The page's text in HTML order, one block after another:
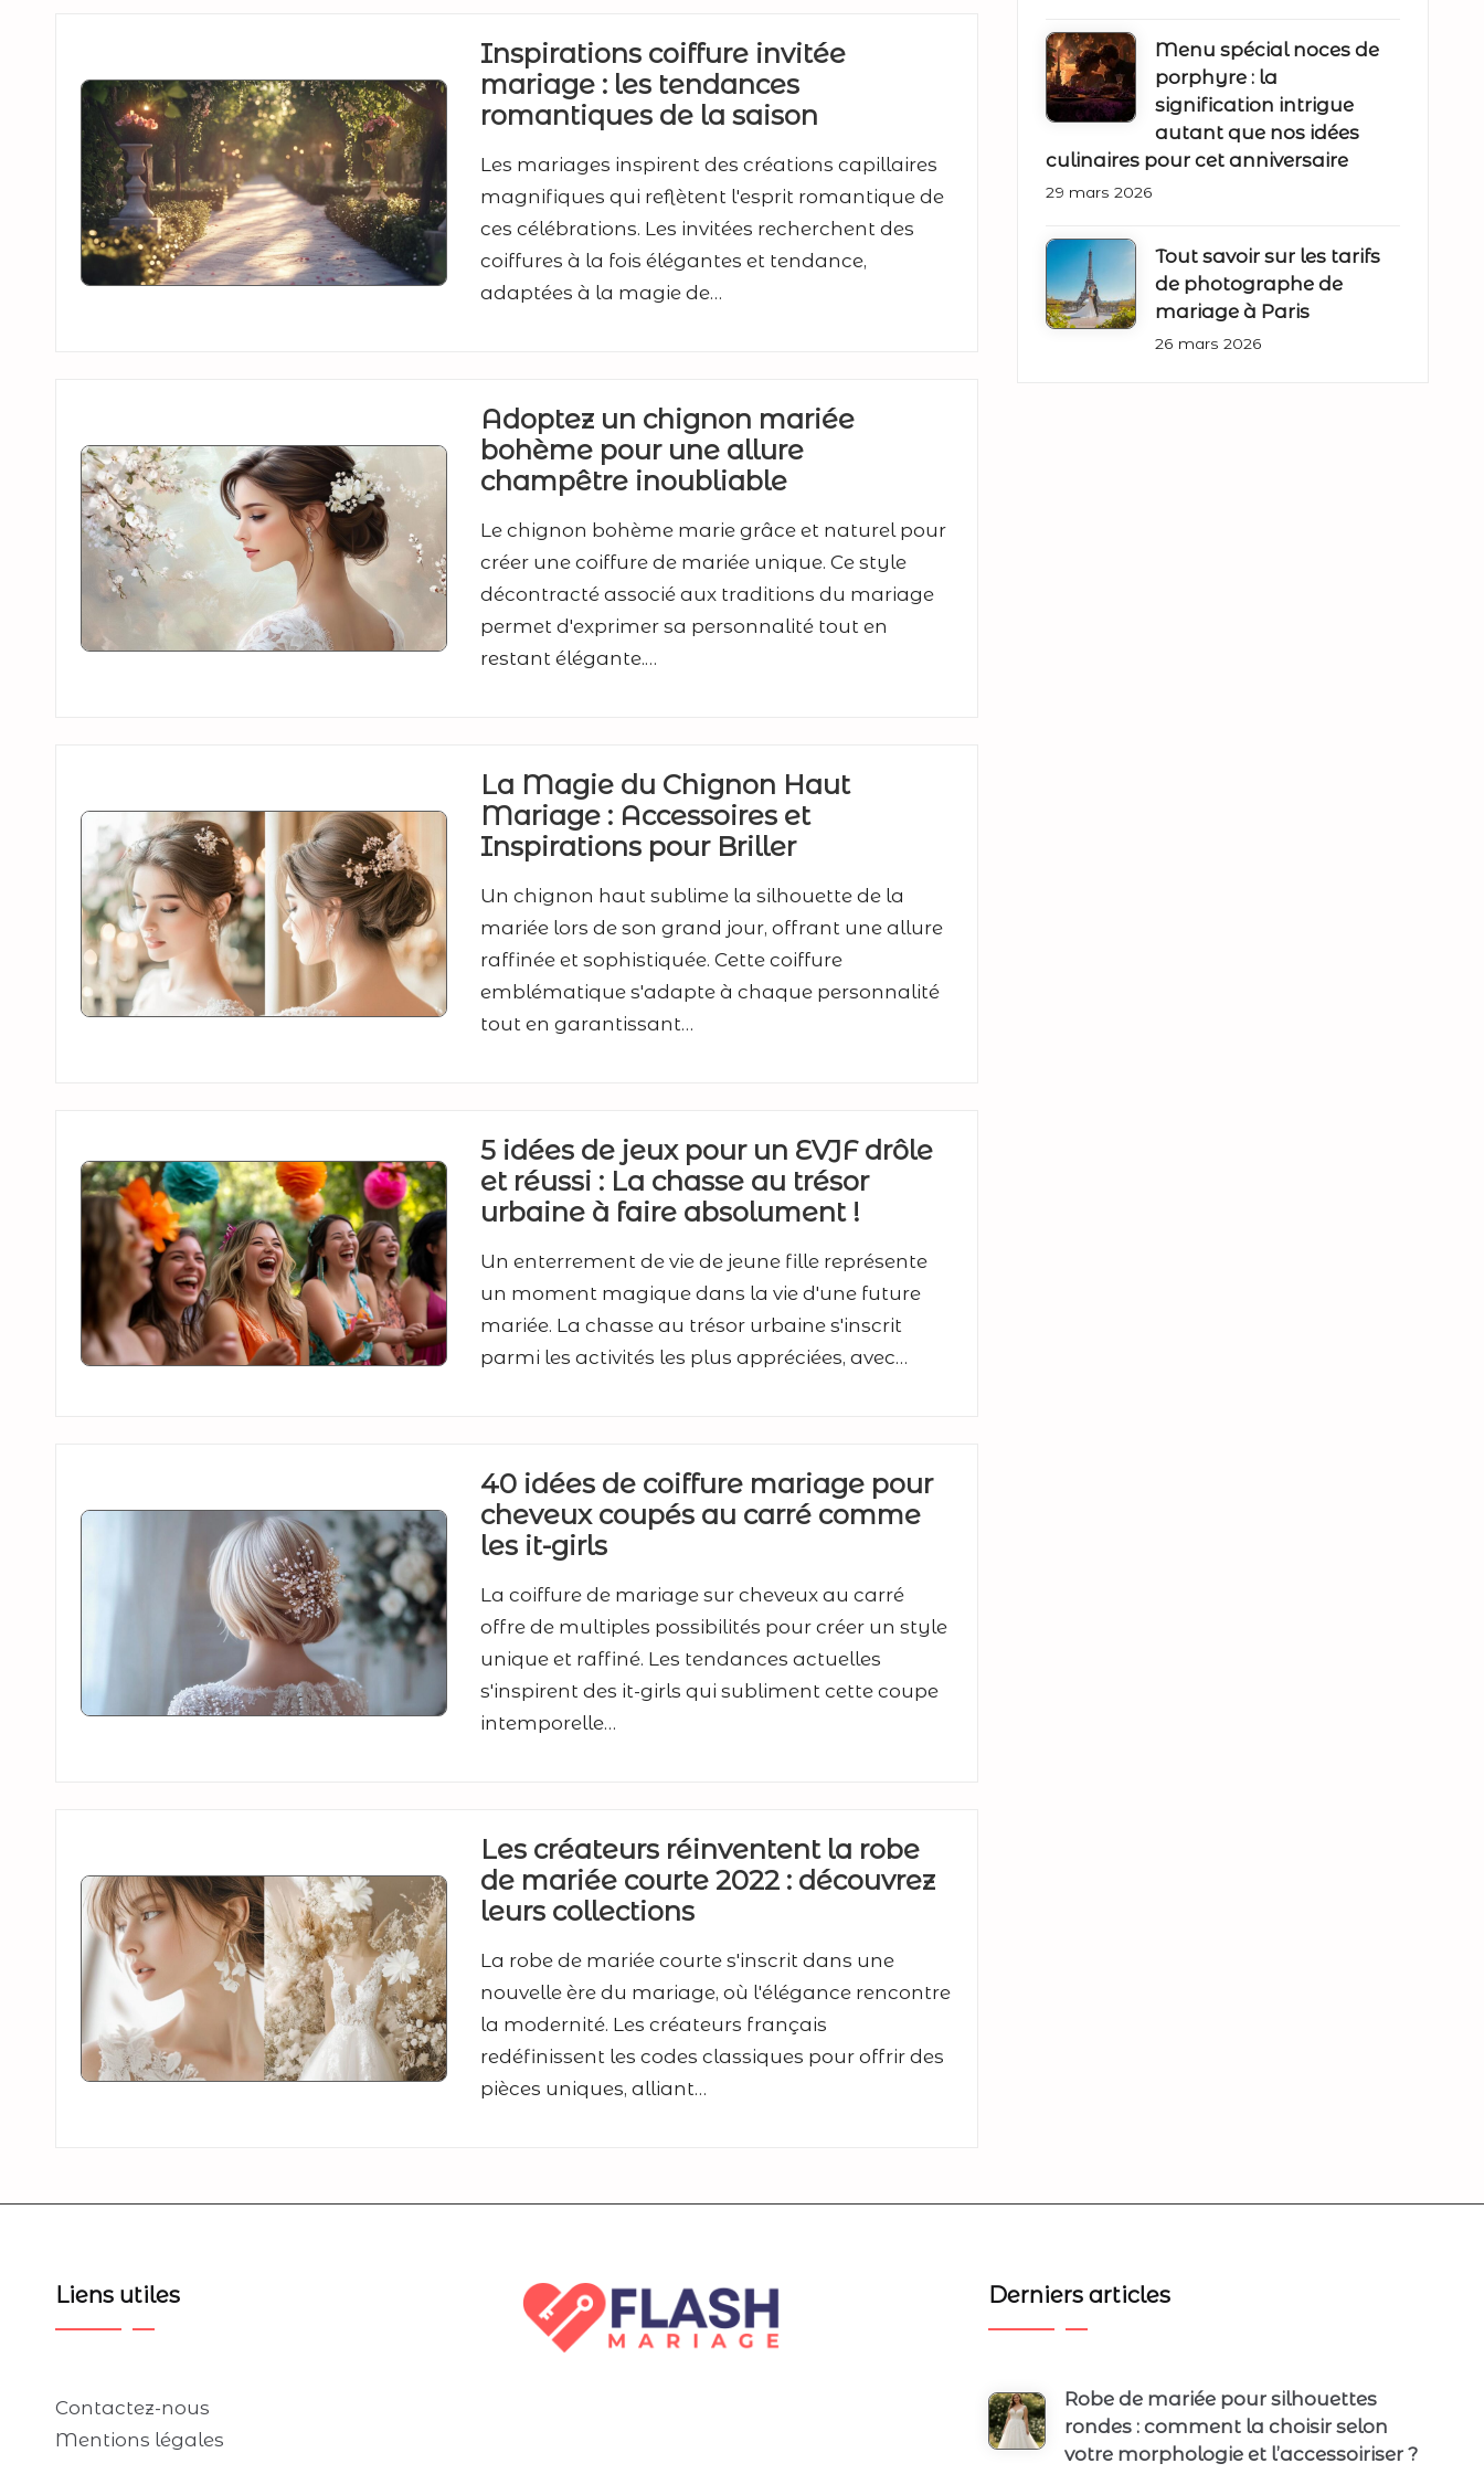
Inspirations coiffure invitée
mariage : les tendances
romantiques de la saison
Les mariages inspirent des créations capillaires
magnifiques qui reflètent l'esprit romantique de
ces célébrations. Les invitées recherchent des
coiffures à la fois élégantes et tendance,
adaptées à la magie de…
Adoptez un chignon mariée
bohème pour une allure
champêtre inoubliable
Le chignon bohème marie grâce et naturel pour
créer une coiffure de mariée unique. Ce style
décontracté associé aux traditions du mariage
permet d'exprimer sa personnalité tout en
restant élégante.…
La Magie du Chignon Haut
Mariage : Accessoires et
Inspirations pour Briller
Un chignon haut sublime la silhouette de la
mariée lors de son grand jour, offrant une allure
raffinée et sophistiquée. Cette coiffure
emblématique s'adapte à chaque personnalité
tout en garantissant…
5 idées de jeux pour un EVJF drôle
et réussi : La chasse au trésor
urbaine à faire absolument !
Un enterrement de vie de jeune fille représente
un moment magique dans la vie d'une future
mariée. La chasse au trésor urbaine s'inscrit
parmi les activités les plus appréciées, avec…
40 idées de coiffure mariage pour
cheveux coupés au carré comme
les it-girls
La coiffure de mariage sur cheveux au carré
offre de multiples possibilités pour créer un style
unique et raffiné. Les tendances actuelles
s'inspirent des it-girls qui subliment cette coupe
intemporelle…
Les créateurs réinventent la robe
de mariée courte 2022 : découvrez
leurs collections
La robe de mariée courte s'inscrit dans une
nouvelle ère du mariage, où l'élégance rencontre
la modernité. Les créateurs français
redéfinissent les codes classiques pour offrir des
pièces uniques, alliant…
Menu spécial noces de
porphyre : la
signification intrigue
autant que nos idées
culinaires pour cet anniversaire
29 mars 2026
Tout savoir sur les tarifs
de photographe de
mariage à Paris
26 mars 2026
Liens utiles
Contactez-nous
Mentions légales
Derniers articles
Robe de mariée pour silhouettes
rondes : comment la choisir selon
votre morphologie et l’accessoiriser ?